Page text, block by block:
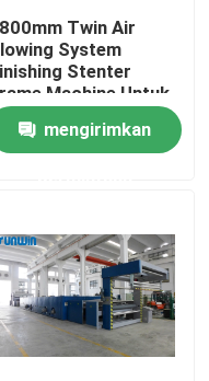
Twin Air
System
Stenter
Machine Untuk
Katun
mengirimkan